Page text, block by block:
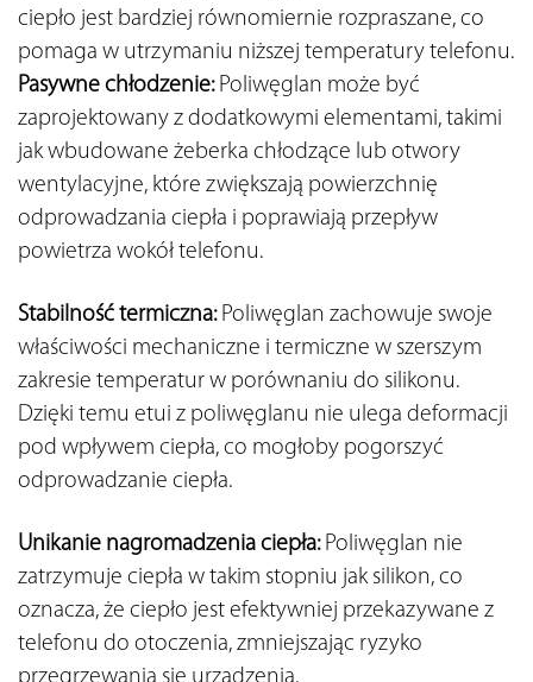
ciepło jest bardziej równomiernie rozpraszane, co
pomaga w utrzymaniu niższej temperatury telefonu.
Pasywne chłodzenie: Poliwęglan może być
zaprojektowany z dodatkowymi elementami, takimi
jak wbudowane żeberka chłodzące lub otwory
wentylacyjne, które zwiększają powierzchnię
odprowadzania ciepła i poprawiają przepływ
powietrza wokół telefonu.
Stabilność termiczna: Poliwęglan zachowuje swoje
właściwości mechaniczne i termiczne w szerszym
zakresie temperatur w porównaniu do silikonu.
Dzięki temu etui z poliwęglanu nie ulega deformacji
pod wpływem ciepła, co mogłoby pogorszyć
odprowadzanie ciepła.
Unikanie nagromadzenia ciepła: Poliwęglan nie
zatrzymuje ciepła w takim stopniu jak silikon, co
oznacza, że ciepło jest efektywniej przekazywane z
telefonu do otoczenia, zmniejszając ryzyko